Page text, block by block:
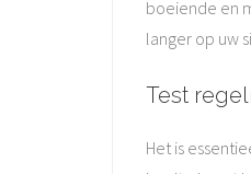
boeiende en
langer op uw
Test
Het is